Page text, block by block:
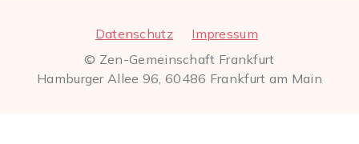
Datenschutz
Impressum
© Zen-Gemeinschaft Frankfurt
Hamburger Allee 96, 60486 Frankfurt am Main